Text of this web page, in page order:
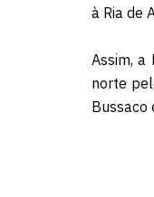
à Ria de
Assim, a
norte
Bussaco